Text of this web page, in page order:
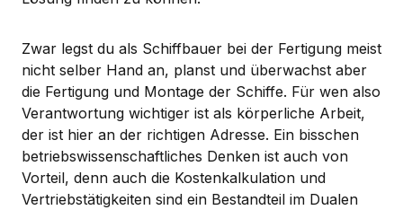
Zwar legst du als Schiffbauer bei der Fertigung meist
nicht selber Hand an, planst und überwachst aber
die Fertigung und Montage der Schiffe. Für wen also
Verantwortung wichtiger ist als körperliche Arbeit,
der ist hier an der richtigen Adresse. Ein bisschen
betriebswissenschaftliches Denken ist auch von
Vorteil, denn auch die Kostenkalkulation und
Vertriebstätigkeiten sind ein Bestandteil im Dualen